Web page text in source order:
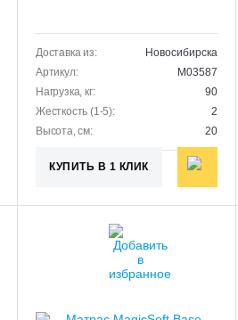
Доставка из:
Новосибирска
Артикул:
M03587
Нагрузка, кг:
90
Жесткость (1-5):
2
Высота, см:
20
КУПИТЬ В 1 КЛИК